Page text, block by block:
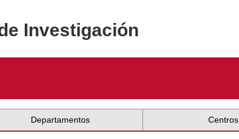
Investigación
Departamentos Centros